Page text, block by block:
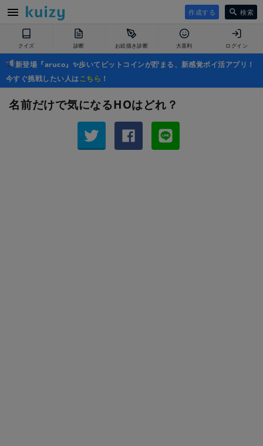
作成する 検索
クイズ 診断 お絵描き診断 大喜利 ログイン
新登場『aruco』✨歩いてビットコインが貯まる、新感覚ポイ活アプリ！
今すぐ挑戦したい人はこちら ！
名前だけで気になるHOはどれ？